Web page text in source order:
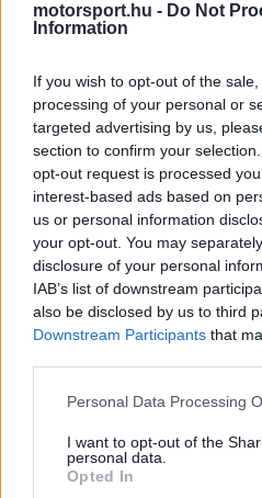
motorsport.hu - Do Not
Information
If you wish to opt-out of the
processing of your personal or
targeted advertising by us,
section to confirm your
opt-out request is processed
interest-based ads based on
us or personal information
your opt-out. You may
disclosure of your personal
IAB’s list of downstream
also be disclosed by us to third
Downstream Participants that
Please note that this website/
not limited to your visit or usage
grant or deny consent to
use your data for below
Personal Data Processing
I want to opt-out of the
personal data.
Opted In
spanyol pilóta végül
ajánlatát fogadta el.
A szakember a 2024-es
visszaemlékezve
haragot a visszautasítás
közös munkájukra
során, a csapatfőnök
őszinte párbeszédet
the server or network